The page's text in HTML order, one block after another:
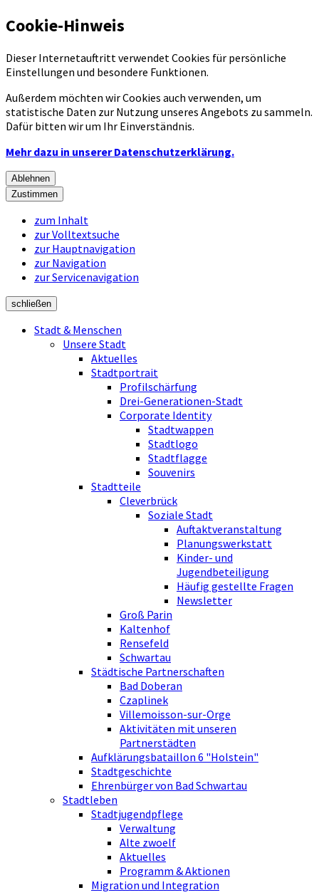
Cookie-Hinweis
Dieser Internetauftritt verwendet Cookies für persönliche
Einstellungen und besondere Funktionen.
Außerdem möchten wir Cookies auch verwenden, um
statistische Daten zur Nutzung unseres Angebots zu sammeln.
Dafür bitten wir um Ihr Einverständnis.
Mehr dazu in unserer Datenschutzerklärung.
Ablehnen
Zustimmen
zum Inhalt
zur Volltextsuche
zur Hauptnavigation
zur Navigation
zur Servicenavigation
schließen
Stadt & Menschen
Unsere Stadt
Aktuelles
Stadtportrait
Profilschärfung
Drei-Generationen-Stadt
Corporate Identity
Stadtwappen
Stadtlogo
Stadtflagge
Souvenirs
Stadtteile
Cleverbrück
Soziale Stadt
Auftaktveranstaltung
Planungswerkstatt
Kinder- und
Jugendbeteiligung
Häufig gestellte Fragen
Newsletter
Groß Parin
Kaltenhof
Rensefeld
Schwartau
Städtische Partnerschaften
Bad Doberan
Czaplinek
Villemoisson-sur-Orge
Aktivitäten mit unseren
Partnerstädten
Aufklärungsbataillon 6 "Holstein"
Stadtgeschichte
Ehrenbürger von Bad Schwartau
Stadtleben
Stadtjugendpflege
Verwaltung
Alte zwoelf
Aktuelles
Programm & Aktionen
Migration und Integration